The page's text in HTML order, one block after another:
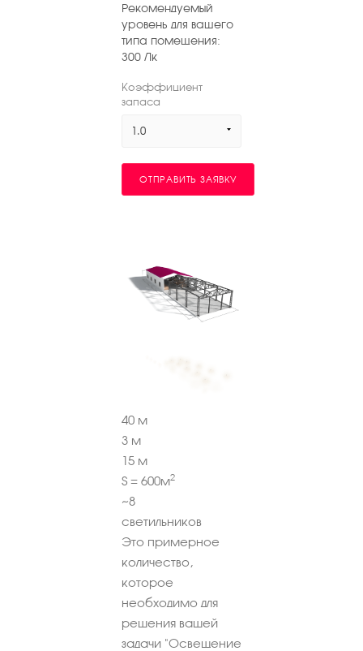
Рекомендуемый
уровень для вашего
типа помещения:
300 Лк
Коэффициент
запаса
1.0
ОТПРАВИТЬ ЗАЯВКУ
40 м
3 м
15 м
S = 600м2
~8
светильников
Это примерное
количество,
которое
необходимо для
решения вашей
задачи "Освещение